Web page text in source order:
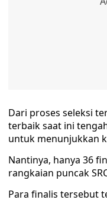
Dari proses seleksi
terbaik saat ini
untuk menunjukkan
Nantinya, hanya 36
rangkaian puncak
Para finalis tersebut